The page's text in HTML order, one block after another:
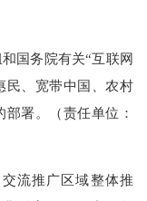
国务院有关“互联网
民、宽带中国、农村
署。（责任单位：
流推广区域整体推